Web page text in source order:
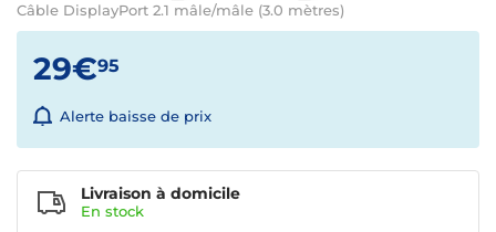
Câble DisplayPort 2.1 mâle/mâle (3.0 mètres)
29€95
Alerte baisse de prix
Livraison à domicile
En stock